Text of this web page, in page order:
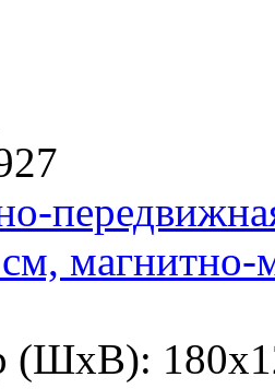
магнитно-
(ШхВ):